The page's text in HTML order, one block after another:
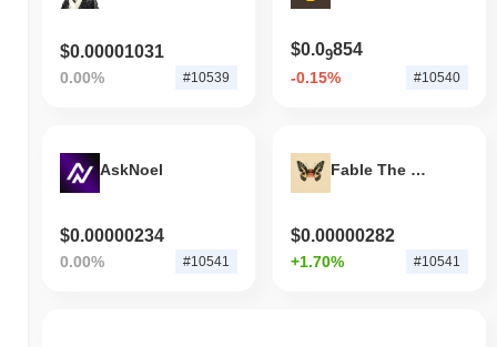
$0.00001031
0.00% #10539
$0.09854
-0.15% #10540
AskNoel
$0.00000234
0.00% #10541
Fable The Degen
$0.00000282
+1.70% #10541